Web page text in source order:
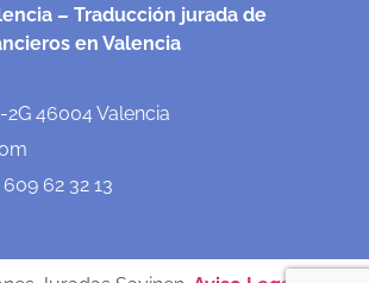
– Traducción jurada de
en Valencia
46004 Valencia
62 32 13